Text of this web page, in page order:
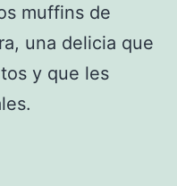
muffins de
una delicia que
y que les